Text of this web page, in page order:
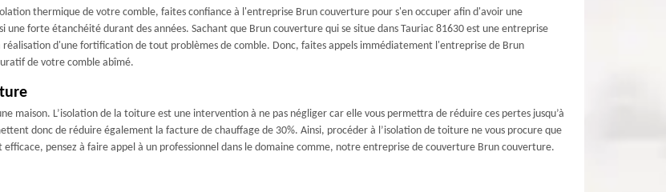
thermique de votre comble, faites confiance à l'entreprise Brun couverture pour s'en occuper afin d'avoir une
forte étanchéité durant des années. Sachant que Brun couverture qui se situe dans Tauriac 81630 est une entreprise
d'une fortification de tout problèmes de comble. Donc, faites appels immédiatement l'entreprise de Brun
de votre comble abîmé.
maison. L’isolation de la toiture est une intervention à ne pas négliger car elle vous permettra de réduire ces pertes jusqu’à
donc de réduire également la facture de chauffage de 30%. Ainsi, procéder à l’isolation de toiture ne vous procure que
pensez à faire appel à un professionnel dans le domaine comme, notre entreprise de couverture Brun couverture.